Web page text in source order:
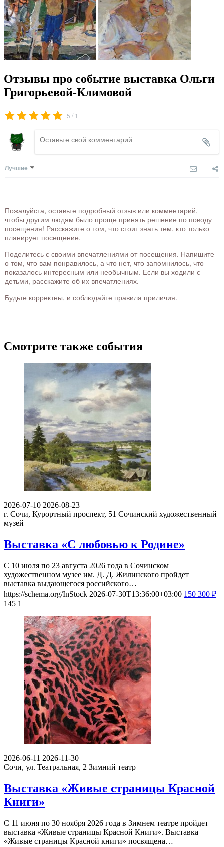
Отзывы про событие выставка Ольги
Григорьевой-Климовой
5 / 1
Лучшие
Пожалуйста, оставьте подробный отзыв или комментарий,
чтобы другим людям было проще принять решение по поводу
посещения! Расскажите о том, что стоит знать тем, кто только
планирует посещение.
Поделитесь с своими впечатлениями от посещения. Напишите
о том, что вам понравилось, а что нет, что запомнилось, что
показалось интересным или необычным. Если вы ходили с
детьми, расскажите об их впечатлениях.
Будьте корректны, и соблюдайте правила приличия.
Смотрите также события
2026-07-10 2026-08-23
г. Сочи, Курортный проспект, 51 Сочинский художественный
музей
Выставка «С любовью к Родине»
С 10 июля по 23 августа 2026 года в Сочинском
художественном музее им. Д. Д. Жилинского пройдет
выставка выдающегося российского…
https://schema.org/InStock 2026-07-30T13:36:00+03:00 150 300 ₽
145 1
2026-06-11 2026-11-30
Сочи, ул. Театральная, 2 Зимний театр
Выставка «Живые страницы Красной
Книги»
С 11 июня по 30 ноября 2026 года в Зимнем театре пройдет
выставка «Живые страницы Красной Книги». Выставка
«Живые страницы Красной книги» посвящена…